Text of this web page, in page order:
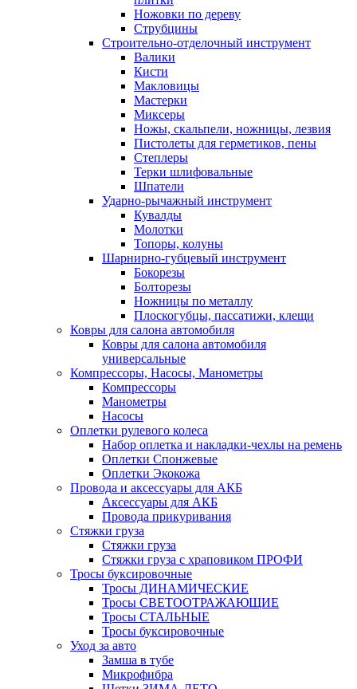
Ножовки по дереву
Струбцины
Строительно-отделочный инструмент
Валики
Кисти
Макловицы
Мастерки
Миксеры
Ножы, скальпели, ножницы, лезвия
Пистолеты для герметиков, пены
Степлеры
Терки шлифовальные
Шпатели
Ударно-рычажный инструмент
Кувалды
Молотки
Топоры, колуны
Шарнирно-губцевый инструмент
Бокорезы
Болторезы
Ножницы по металлу
Плоскогубцы, пассатижи, клещи
Ковры для салона автомобиля
Ковры для салона автомобиля
универсальные
Компрессоры, Насосы, Манометры
Компрессоры
Манометры
Насосы
Оплетки рулевого колеса
Набор оплетка и накладки-чехлы на ремень
Оплетки Спонжевые
Оплетки Экокожа
Провода и аксессуары для АКБ
Аксессуары для АКБ
Провода прикуривания
Стяжки груза
Стяжки груза
Стяжки груза с храповиком ПРОФИ
Тросы буксировочные
Тросы ДИНАМИЧЕСКИЕ
Тросы СВЕТООТРАЖАЮЩИЕ
Тросы СТАЛЬНЫЕ
Тросы буксировочные
Уход за авто
Замша в тубе
Микрофибра